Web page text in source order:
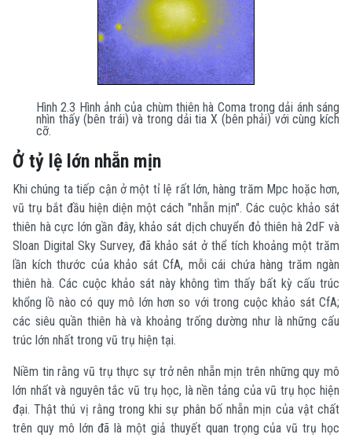
Hình 2.3 Hình ảnh của chùm thiên hà Coma trong dải ánh sáng
nhìn thấy (bên trái) và trong dải tia X (bên phải) với cùng kích
cỡ.
Ở tỷ lệ lớn nhẵn mịn
Khi chúng ta tiếp cận ở một tỉ lệ rất lớn, hàng trăm Mpc hoặc hơn,
vũ trụ bắt đầu hiện diện một cách "nhẵn mịn". Các cuộc khảo sát
thiên hà cực lớn gần đây, khảo sát dịch chuyển đỏ thiên hà 2dF và
Sloan Digital Sky Survey, đã khảo sát ở thể tích khoảng một trăm
lần kích thước của khảo sát CfA, mỗi cái chứa hàng trăm ngàn
thiên hà. Các cuộc khảo sát này không tìm thấy bất kỳ cấu trúc
khổng lồ nào có quy mô lớn hơn so với trong cuộc khảo sát CfA;
các siêu quần thiên hà và khoảng trống dường như là những cấu
trúc lớn nhất trong vũ trụ hiện tại.
Niềm tin rằng vũ trụ thực sự trở nên nhẵn mịn trên những quy mô
lớn nhất và nguyên tắc vũ trụ học, là nền tảng của vũ trụ học hiện
đại. Thật thú vị rằng trong khi sự phân bố nhẵn mịn của vật chất
trên quy mô lớn đã là một giả thuyết quan trọng của vũ trụ học